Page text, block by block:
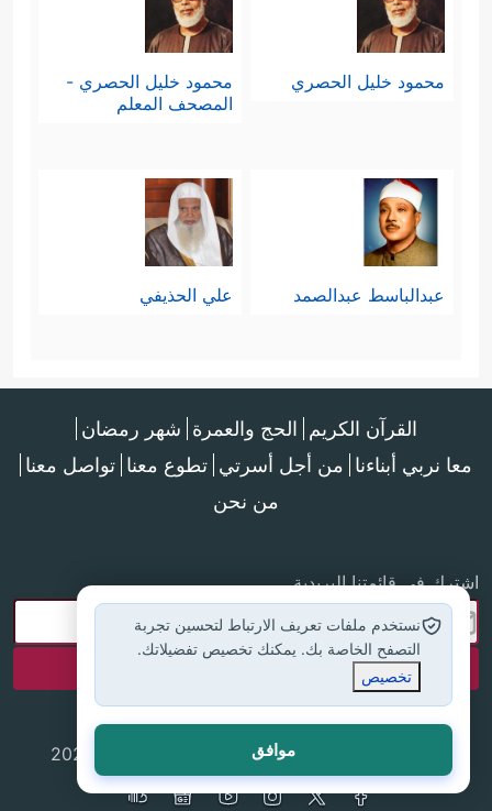
محمود خليل الحصري
محمود خليل الحصري -
المصحف المعلم
عبدالباسط عبدالصمد علي الحذيفي
القرآن الكريم الحج والعمرة شهر رمضان
معا نربي أبناءنا من أجل أسرتي تطوع معنا تواصل معنا
من نحن
اشترك في قائمتنا البريدية
جميع الحقوق محفوظة لموقع إسلام أون لاين © 2025
نستخدم ملفات تعريف الارتباط لتحسين تجربة
التصفح الخاصة بك. يمكنك تخصيص تفضيلاتك.
تخصيص
موافق